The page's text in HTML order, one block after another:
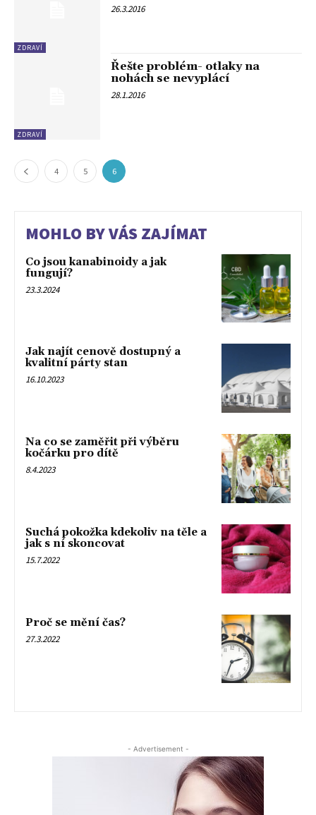
ZDRAVÍ
26.3.2016
ZDRAVÍ
Řešte problém- otlaky na
nohách se nevyplácí
28.1.2016
4 5 6
MOHLO BY VÁS ZAJÍMAT
Co jsou kanabinoidy a jak
fungují?
23.3.2024
Jak najít cenově dostupný a
kvalitní párty stan
16.10.2023
Na co se zaměřit při výběru
kočárku pro dítě
8.4.2023
Suchá pokožka kdekoliv na těle a
jak s ní skoncovat
15.7.2022
Proč se mění čas?
27.3.2022
- Advertisement -